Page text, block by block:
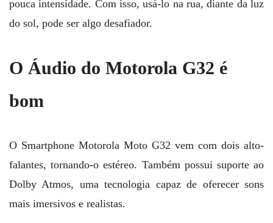
pouca intensidade. Com isso, usá-lo na rua, diante da luz
do sol, pode ser algo desafiador.
O Áudio do Motorola G32 é
bom
O Smartphone Motorola Moto G32 vem com dois alto-
falantes, tornando-o estéreo. Também possui suporte ao
Dolby Atmos, uma tecnologia capaz de oferecer sons
mais imersivos e realistas.